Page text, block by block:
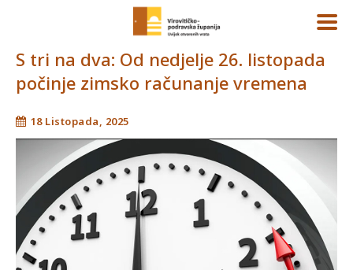
S tri na dva: Od nedjelje 26. listopada
počinje zimsko računanje vremena
18 Listopada, 2025